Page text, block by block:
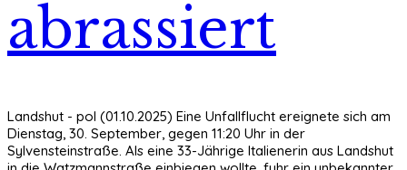
abrassiert
Landshut - pol (01.10.2025) Eine Unfallflucht ereignete sich am
Dienstag, 30. September, gegen 11:20 Uhr in der
Sylvensteinstraße. Als eine 33-Jährige Italienerin aus Landshut